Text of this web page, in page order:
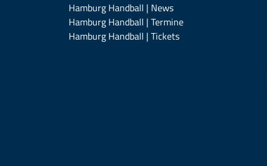
Hamburg Handball | News
Hamburg Handball | Termine
Hamburg Handball | Tickets